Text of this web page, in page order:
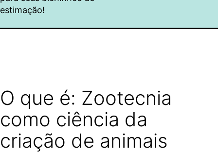
estimação!
O que é: Zootecnia
como ciência da
criação de animais